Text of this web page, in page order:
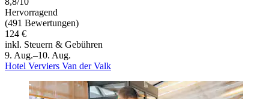
Hervorragend
(491 Bewertungen)
124 €
inkl. Steuern & Gebühren
9. Aug.–10. Aug.
Hotel Verviers Van der Valk